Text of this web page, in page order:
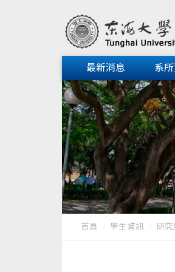
最新消息 系
首頁 學生資訊 研究